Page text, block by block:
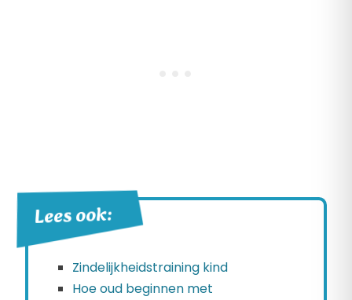
Lees ook:
Zindelijkheidstraining kind
Hoe oud beginnen met